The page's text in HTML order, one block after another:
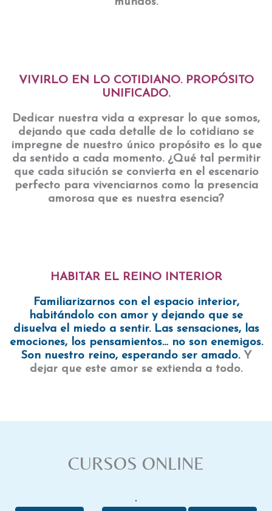
VIVIRLO EN LO COTIDIANO. PROPÓSITO
UNIFICADO.
Dedicar nuestra vida a expresar lo que somos,
dejando que cada detalle de lo cotidiano se
impregne de nuestro único propósito es lo que
da sentido a cada momento. ¿Qué tal permitir
que cada situción se convierta en el escenario
perfecto para vivenciarnos como la presencia
amorosa que es nuestra esencia?
HABITAR EL REINO INTERIOR
Familiarizarnos con el espacio interior,
habitándolo con amor y dejando que se
disuelva el miedo a sentir. Las sensaciones, las
emociones, los pensamientos… no son enemigos.
Son nuestro reino, esperando ser amado. Y
dejar que este amor se extienda a todo.
CURSOS ONLINE